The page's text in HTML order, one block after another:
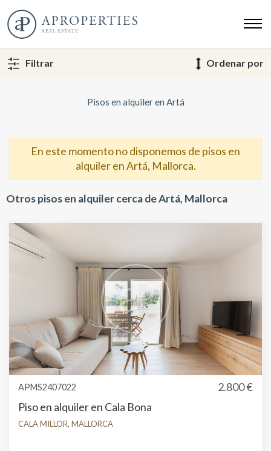
Filtrar Ordenar por
Pisos en alquiler en Artá
En este momento no disponemos de pisos en
alquiler en Artá, Mallorca.
Otros pisos en alquiler cerca de Artá, Mallorca
APMS2407022
2.800 €
Piso en alquiler en Cala Bona
CALA MILLOR, MALLORCA